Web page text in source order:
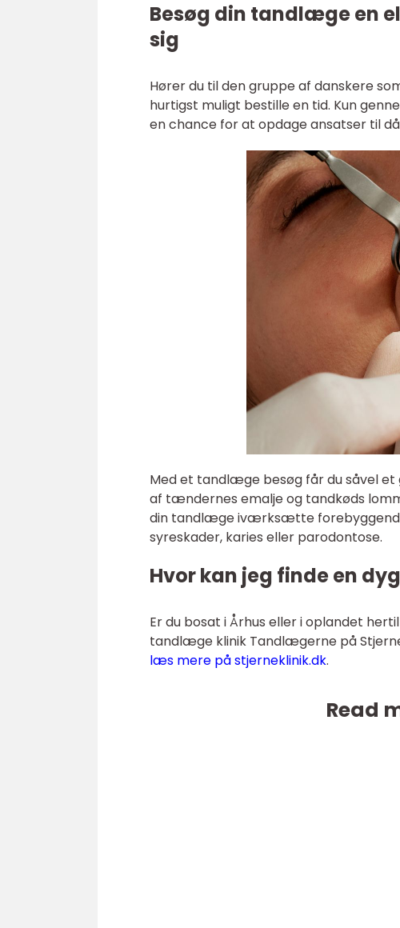
Besøg din tandlæge en
sig
Hører du til den gruppe af danskere
hurtigst muligt bestille en tid. Kun
en chance for at opdage ansatser til
Med et tandlæge besøg får du såvel
af tændernes emalje og tandkøds
din tandlæge iværksætte
syreskader, karies eller parodontose.
Hvor kan jeg finde en
Er du bosat i Århus eller i oplandet
tandlæge klinik Tandlægerne på
læs mere på stjerneklinik.dk.
Read